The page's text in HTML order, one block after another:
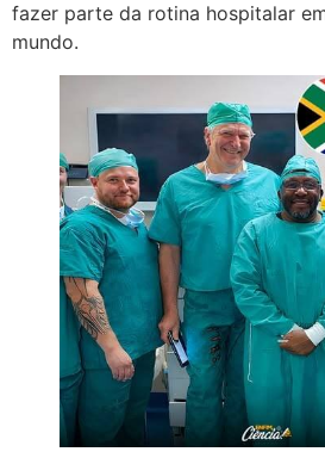
fazer parte da rotina hospitalar
mundo.